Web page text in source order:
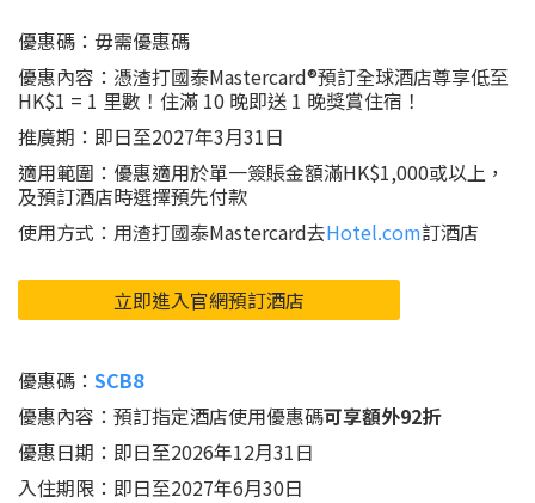
優惠碼：毋需優惠碼
優惠內容：憑渣打國泰Mastercard®預訂全球酒店尊享低至
HK$1 = 1 里數！住滿 10 晚即送 1 晚獎賞住宿！
推廣期：即日至2027年3月31日
適用範圍：優惠適用於單一簽賬金額滿HK$1,000或以上，
及預訂酒店時選擇預先付款
使用方式：用渣打國泰Mastercard去Hotel.com訂酒店
立即進入官網預訂酒店
優惠碼： SCB8
優惠內容：預訂指定酒店使用優惠碼可享額外92折
優惠日期：即日至2026年12月31日
入住期限：即日至2027年6月30日